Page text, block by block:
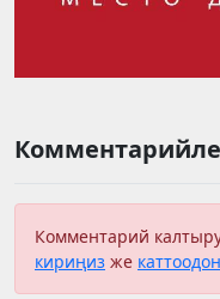
Комментарий
кириңиз же каттоодон